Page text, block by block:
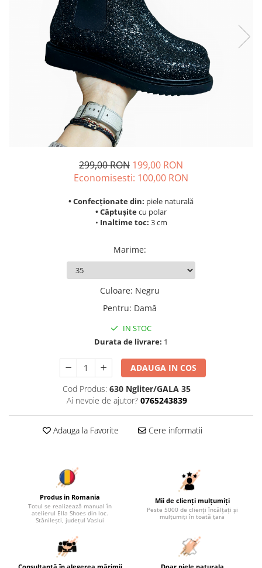
299,00 RON 199,00 RON
Economisesti: 100,00 RON
• Confecționate din: piele naturală
• Căptușitecu polar
• Inaltime toc: 3 cm
Marime:
Culoare: Negru
Pentru: Damă
IN STOC
Durata de livrare: 1
ADAUGA IN COS
Cod Produs: 630 Ngliter/GALA 35
Ai nevoie de ajutor? 0765243839
Adauga la Favorite Cere informatii
Produs in Romania
Totul se realizează manual în
atelierul Ella Shoes din loc.
Stănilești, județul Vaslui
Mii de clienți mulțumiți
Peste 5000 de clienți încălțați și
mulțumiți în toată țara